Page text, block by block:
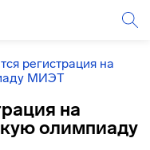
регистрация на
МИЭТ
на
олимпиаду